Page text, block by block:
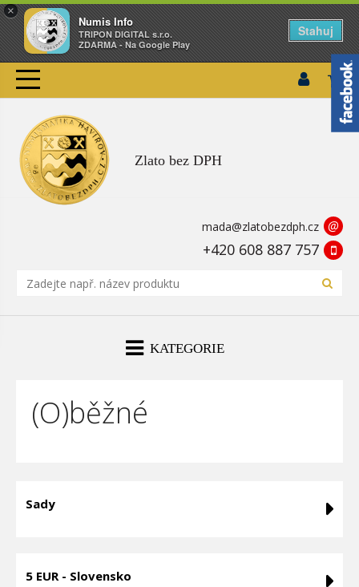
×
Numis Info
TRIPON DIGITAL s.r.o.
ZDARMA - Na Google Play
Stahuj
Zlato bez DPH
mada@zlatobezdph.cz @
+420 608 887 757
KATEGORIE
(O)běžné
Sady
5 EUR - Slovensko